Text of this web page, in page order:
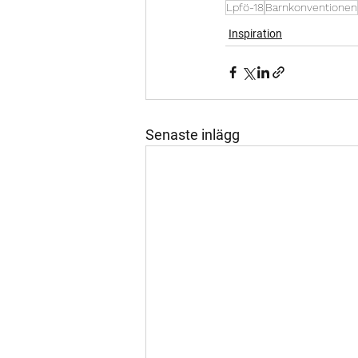
Lpfö-18Barnkonventionen
Inspiration
Senaste inlägg